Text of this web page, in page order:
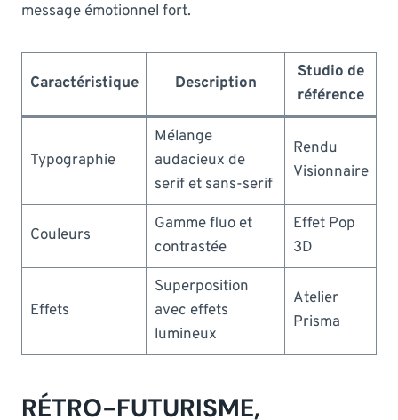
message émotionnel fort.
Caractéristique Description
Studio de
référence
Typographie
Mélange
audacieux de
serif et sans-serif
Rendu
Visionnaire
Couleurs
Gamme fluo et
contrastée
Effet Pop
3D
Effets
Superposition
avec effets
lumineux
Atelier
Prisma
RÉTRO-FUTURISME,